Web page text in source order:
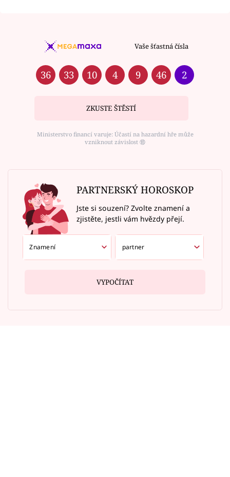
Vaše šťastná čísla
36 33 10 4 9 46 2
ZKUSTE ŠTĚSTÍ
Ministerstvo financí varuje: Účastí na hazardní hře může
vzniknout závislost ⑱
PARTNERSKÝ HOROSKOP
Jste si souzení? Zvolte znamení a
zjistěte, jestli vám hvězdy přejí.
VYPOČÍTAT